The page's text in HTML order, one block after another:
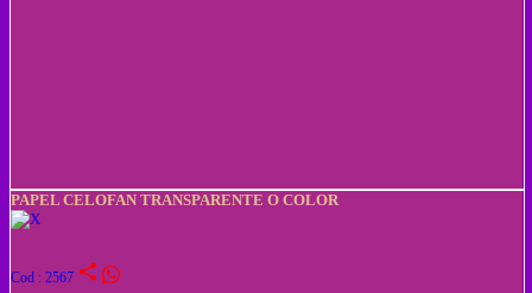
PAPEL CELOFAN TRANSPARENTE O COLOR
Cod : 2567 share